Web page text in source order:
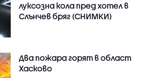
луксозна кола пред хотел в
Слънчев бряг (СНИМКИ)
Два пожара горят в област
Хасково